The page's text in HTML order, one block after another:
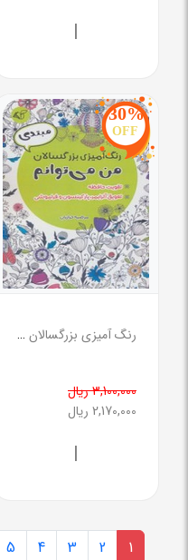
|
30%
OFF
رنگ آمیزی بزرگسالان مبتدی (من می توانم)
3,100,000 ریال
2,170,000 ریال
|
1
2
3
4
5